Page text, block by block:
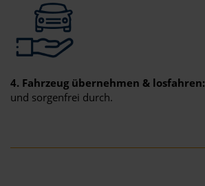
4. Fahrzeug übernehmen & losfahren:
und sorgenfrei durch.